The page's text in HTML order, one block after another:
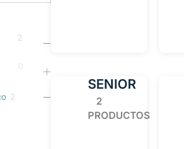
2
0
2
SENIOR
2
PRODUCTOS